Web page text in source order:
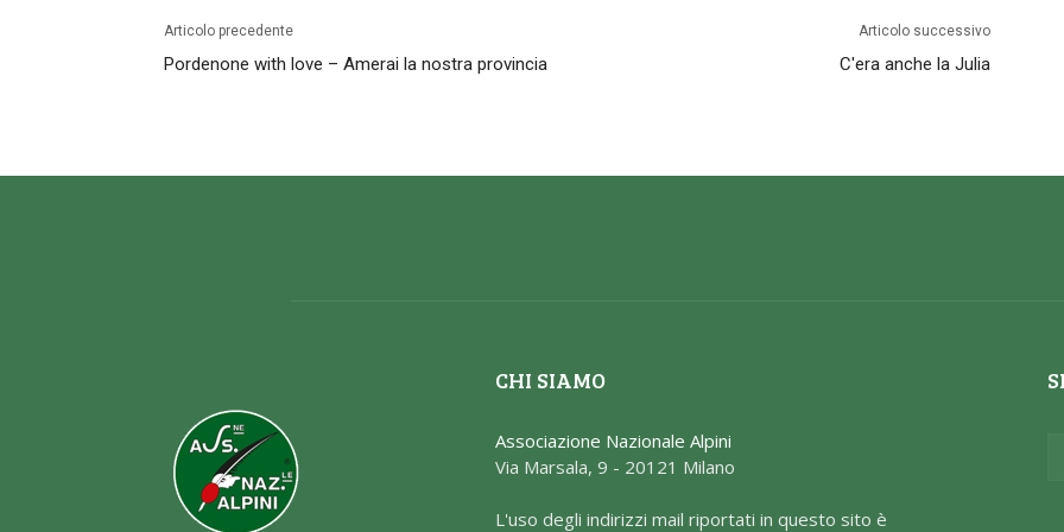
Articolo precedente
Pordenone with love – Amerai la nostra provincia
Articolo successivo
C'era anche la Julia
CHI SIAMO
Associazione Nazionale Alpini
Via Marsala, 9 - 20121 Milano
L'uso degli indirizzi mail riportati in questo sito è